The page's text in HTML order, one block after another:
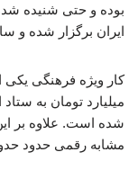
بوده و حتی شنیده
ایران برگزار شده و
میلیارد تومان به
شده است. علاوه بر
مشابه رقمی حدود